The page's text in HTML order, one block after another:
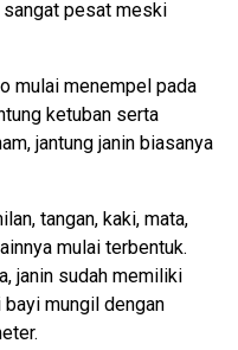
sangat pesat meski
mulai menempel pada
ketuban serta
jantung janin biasanya
tangan, kaki, mata,
mulai terbentuk.
janin sudah memiliki
mungil dengan